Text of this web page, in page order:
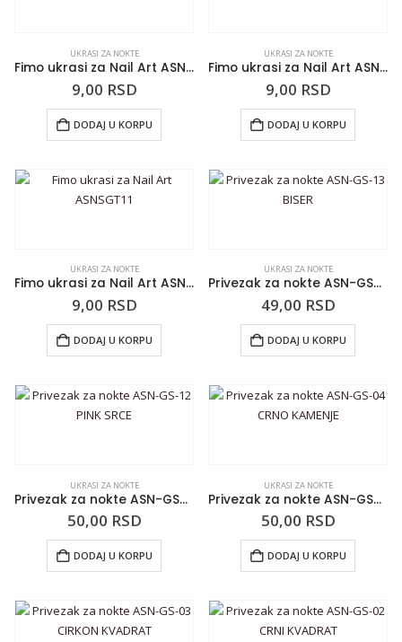
UKRASI ZA NOKTE
Fimo ukrasi za Nail Art ASNSGT14
9,00 RSD
DODAJ U KORPU
UKRASI ZA NOKTE
Fimo ukrasi za Nail Art ASNSGT15
9,00 RSD
DODAJ U KORPU
UKRASI ZA NOKTE
Fimo ukrasi za Nail Art ASNSGT11
9,00 RSD
DODAJ U KORPU
UKRASI ZA NOKTE
Privezak za nokte ASN-GS-13 BISER
49,00 RSD
DODAJ U KORPU
UKRASI ZA NOKTE
Privezak za nokte ASN-GS-12 PINK SRCE
50,00 RSD
DODAJ U KORPU
UKRASI ZA NOKTE
Privezak za nokte ASN-GS-04 CRNO KAMENJE
50,00 RSD
DODAJ U KORPU